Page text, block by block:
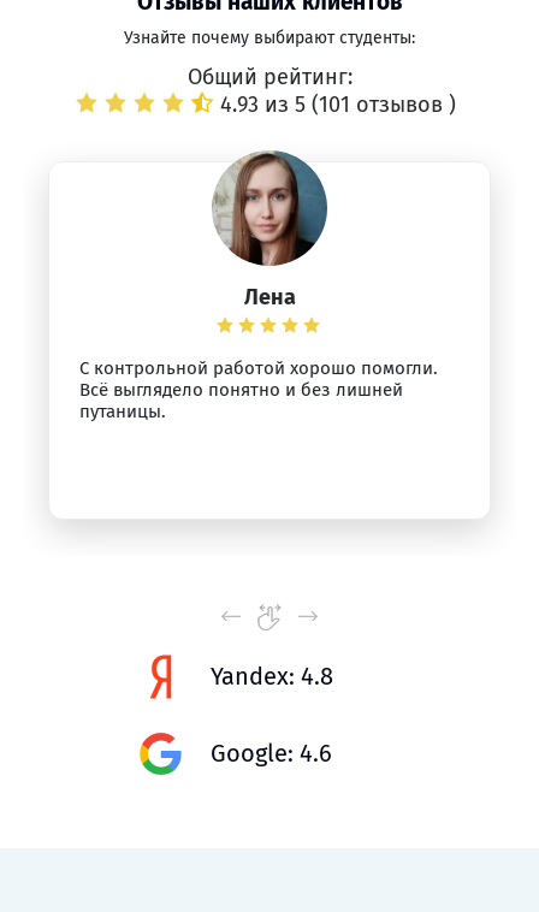
Узнайте почему выбирают студенты:
Общий рейтинг:
4.93 из 5 (101 отзывов )
Лена
С контрольной работой хорошо помогли.
Всё выглядело понятно и без лишней
путаницы.
Yandex: 4.8
Google: 4.6